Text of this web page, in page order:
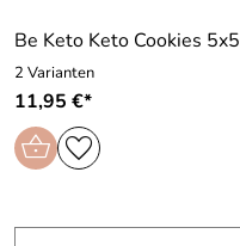
Be Keto Keto Cookies
2 Varianten
11,95 €*